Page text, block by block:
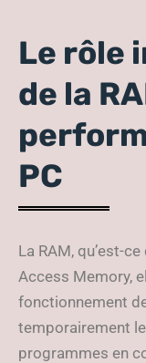
Le rôle
de la
PC
La RAM, qu’est-
Access Memory,
fonctionnement
temporairement
programmes en